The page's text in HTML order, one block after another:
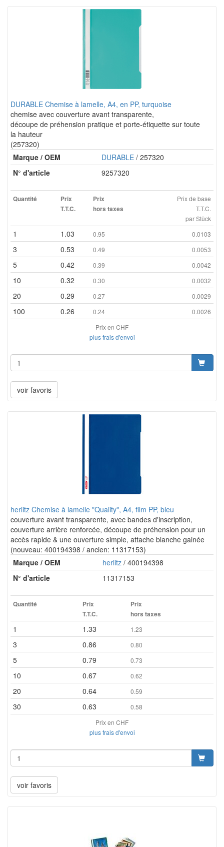
DURABLE Chemise à lamelle, A4, en PP, turquoise
chemise avec couverture avant transparente,
découpe de préhension pratique et porte-étiquette sur toute
la hauteur
(257320)
Marque / OEM
DURABLE / 257320
N° d'article
9257320
Quantité
Prix
T.T.C.
Prix
hors taxes
Prix de base
T.T.C.
par Stück
1 1.03 0.95 0.0103
3 0.53 0.49 0.0053
5 0.42 0.39 0.0042
10 0.32 0.30 0.0032
20 0.29 0.27 0.0029
100 0.26 0.24
0.0026
Prix en CHF
plus frais d'envoi
voir favoris
herlitz Chemise à lamelle "Quality", A4, film PP, bleu
couverture avant transparente, avec bandes d'inscription,
couverture arrière renforcée, découpe de préhension pour un
accès rapide & une ouverture simple, attache blanche gainée
(nouveau: 400194398 / ancien: 11317153)
Marque / OEM
herlitz / 400194398
N° d'article
11317153
Quantité
Prix
T.T.C.
Prix
hors taxes
1 1.33 1.23
3 0.86 0.80
5 0.79 0.73
10 0.67 0.62
20 0.64 0.59
30 0.63
0.58
Prix en CHF
plus frais d'envoi
voir favoris